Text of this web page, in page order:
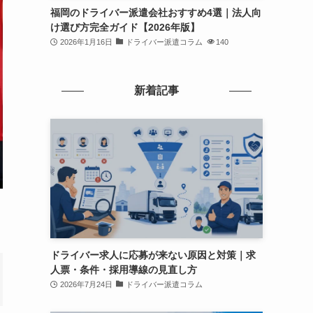
福岡のドライバー派遣会社おすすめ4選｜法人向
け選び方完全ガイド【2026年版】
2026年1月16日 ドライバー派遣コラム 140
新着記事
ドライバー求人に応募が来ない原因と対策｜求
人票・条件・採用導線の見直し方
2026年7月24日 ドライバー派遣コラム